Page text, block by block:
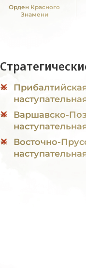
Орден Красного
Знамени
Варшавско-
Восточно-